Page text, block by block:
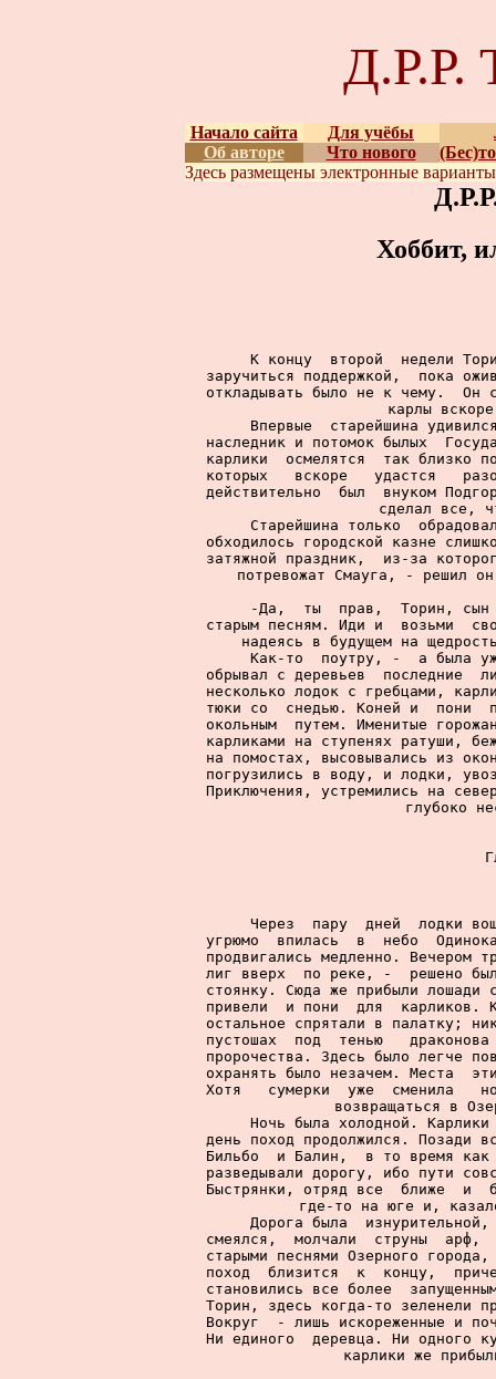
Начало сайта Для учёбы
Об авторе
Что нового
Здесь размещены электронные
Хоббит,
К концу  второй  недели
заручиться поддержкой,  пока
откладывать было не к чему.  Он
карлы
Впервые  старейшина
наследник и потомок былых
карлики  осмелятся  так близко
которых   вскоре   удастся
действительно  был  внуком
сделал все,
Старейшина только
обходилось городской казне
затяжной праздник,  из-за
потревожат Смауга, - решил
-Да,  ты  прав,  Торин,
старым песням. Иди и  возьми
надеясь в будущем на
Как-то  поутру, -  а была
обрывал с деревьев  последние
несколько лодок с гребцами,
тюки со  снедью. Коней и  пони
окольным  путем. Именитые
карликами на ступенях ратуши,
на помостах, высовывались из
погрузились в воду, и лодки,
Приключения, устремились на
глубоко
Через  пару  дней  лодки
угрюмо  впилась  в  небо
продвигались медленно. Вечером
лиг вверх  по реке, -  решено
стоянку. Сюда же прибыли лошади
привели  и пони  для  карликов.
остальное спрятали в палатку;
пустошах  под  тенью
пророчества. Здесь было легче
охранять было незачем. Места
Хотя   сумерки  уже  сменила
возвращаться в
Ночь была холодной.
день поход продолжился. Позади
Бильбо  и Балин,  в то время как
разведывали дорогу, ибо пути
Быстрянки, отряд все  ближе  и
где-то на юге и,
Дорога была
смеялся,  молчали  струны  арф,
старыми песнями Озерного
поход  близится  к  концу,
становились все более
Торин, здесь когда-то зеленели
Вокруг  - лишь искореженные и
Ни единого  деревца. Ни одного
карлики же